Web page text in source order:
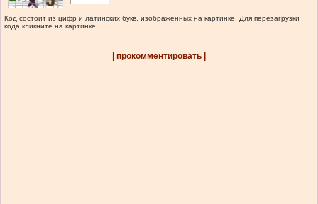
Код состоит из цифр и латинских букв, изображенных на картинке. Для перезагрузки
кода кликните на картинке.
| прокомментировать |